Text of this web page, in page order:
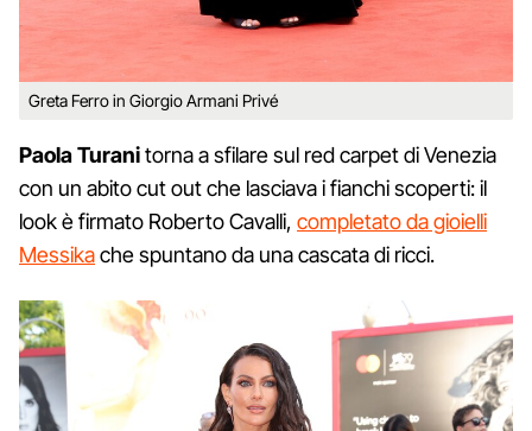
Greta Ferro in Giorgio Armani Privé
Paola Turanitorna a sfilare sul red carpet di Venezia
con un abito cut out che lasciava i fianchi scoperti: il
look è firmato Roberto Cavalli, completato da gioielli
Messikache spuntano da una cascata di ricci.